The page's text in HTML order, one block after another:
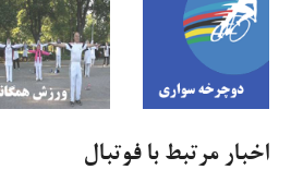
اخبار مرتبط با فوتبال